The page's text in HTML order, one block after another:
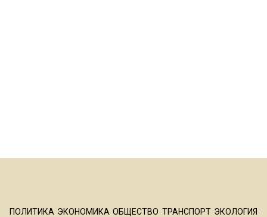
ПОЛИТИКА ЭКОНОМИКА ОБЩЕСТВО ТРАНСПОРТ ЭКОЛОГИЯ